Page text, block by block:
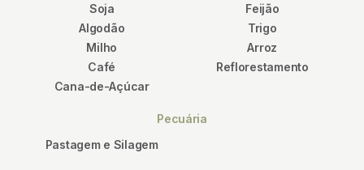
Soja
Algodão
Milho
Café
Cana-de-Açúcar
Feijão
Trigo
Arroz
Reflorestamento
Pecuária
Pastagem e Silagem